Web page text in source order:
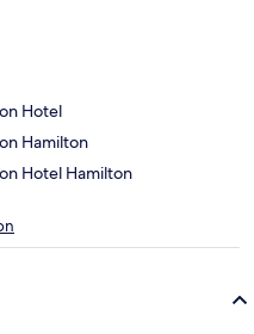
Hotel
Hamilton
Hotel Hamilton